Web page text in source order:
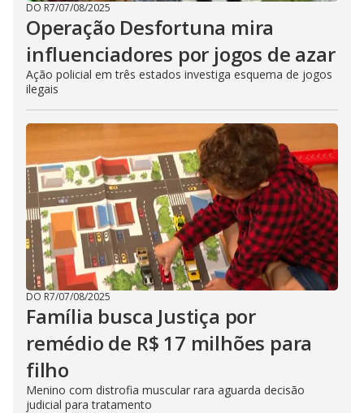
DO R7/07/08/2025
Operação Desfortuna mira
influenciadores por jogos de azar
Ação policial em três estados investiga esquema de jogos
ilegais
DO R7/07/08/2025
Família busca Justiça por
remédio de R$ 17 milhões para
filho
Menino com distrofia muscular rara aguarda decisão
judicial para tratamento